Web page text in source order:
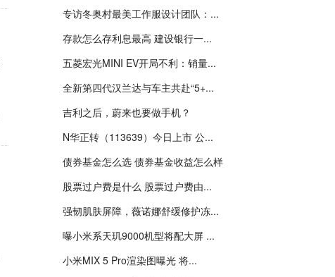
专访冬奥村最美工作服设计团队：...
存款怎么存利息最高 建设银行一...
五菱宏光MINI EV开局不利：销量...
全新第四代汉兰达与车主共赴“5+...
吉利之后，蔚来也要做手机？
N华正转（113639）今日上市 公...
债券基金怎么选 债券基金收益怎么样
股票过户费是什么 股票过户费由...
强韧肌肤屏障，薇诺娜舒缓修护冻...
曝小米系天玑9000机型将配大屏 ...
小米MIX 5 Pro渲染图曝光 将...